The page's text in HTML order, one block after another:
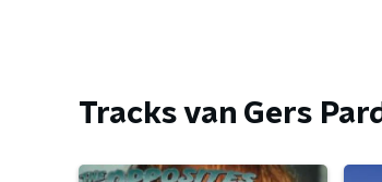
Tracks van Gers